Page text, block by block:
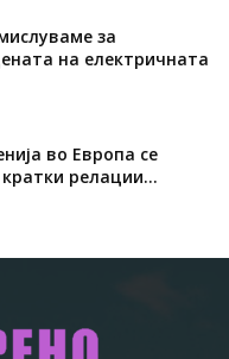
за
на електричната
во Европа се
релации...